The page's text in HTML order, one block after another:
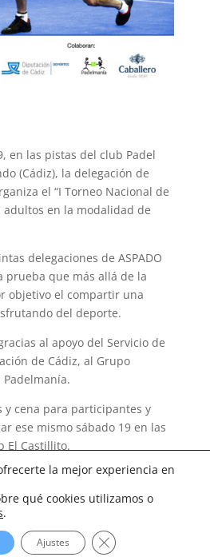
en las pistas del club Padel
(Cádiz), la delegación de
el “I Torneo Nacional de
adultos en la modalidad de
delegaciones de ASPADO
prueba que más allá de la
objetivo el compartir una
del deporte.
al apoyo del Servicio de
de Cádiz, al Grupo
y cena para participantes y
ese mismo sábado 19 en las
El Castillito.
la mejor experiencia en
qué cookies utilizamos o
.
Ajustes Cerrar el banner de